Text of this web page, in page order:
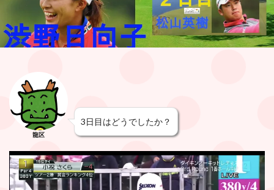
龍区
3日目はどうでしたか？